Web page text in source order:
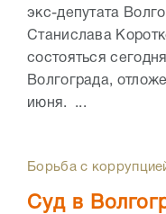
экс-депутата
Станислава
состояться
Волгограда,
июня. ...
Борьба с
Суд в